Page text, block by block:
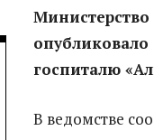
госпиталю
В ведомстве